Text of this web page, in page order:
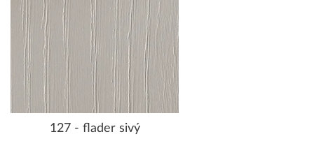
127 - flader sivý